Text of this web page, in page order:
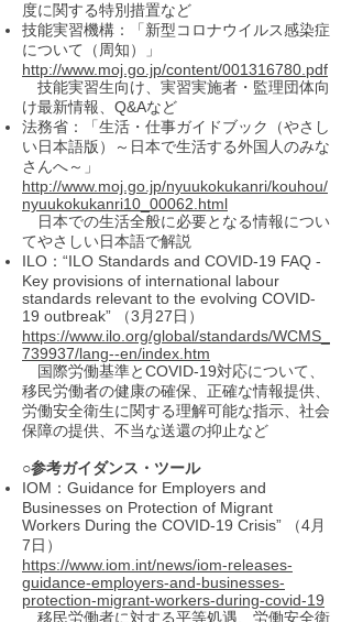
度に関する特別措置など
技能実習機構：「新型コロナウイルス感染症
について（周知）」
http://www.moj.go.jp/content/001316780.pdf
技能実習生向け、実習実施者・監理団体向
け最新情報、Q&Aなど
法務省：「生活・仕事ガイドブック（やさし
い日本語版）～日本で生活する外国人のみな
さんへ～」
http://www.moj.go.jp/nyuukokukanri/kouhou/
nyuukokukanri10_00062.html
日本での生活全般に必要となる情報につい
てやさしい日本語で解説
ILO：“ILO Standards and COVID-19 FAQ -
Key provisions of international labour
standards relevant to the evolving COVID-
19 outbreak” （3月27日）
https://www.ilo.org/global/standards/WCMS_
739937/lang--en/index.htm
国際労働基準とCOVID-19対応について、
移民労働者の健康の確保、正確な情報提供、
労働安全衛生に関する理解可能な指示、社会
保障の提供、不当な送還の抑止など
○参考ガイダンス・ツール
IOM：Guidance for Employers and
Businesses on Protection of Migrant
Workers During the COVID-19 Crisis” （4月
7日）
https://www.iom.int/news/iom-releases-
guidance-employers-and-businesses-
protection-migrant-workers-during-covid-19
移民労働者に対する平等処遇、労働安全衛